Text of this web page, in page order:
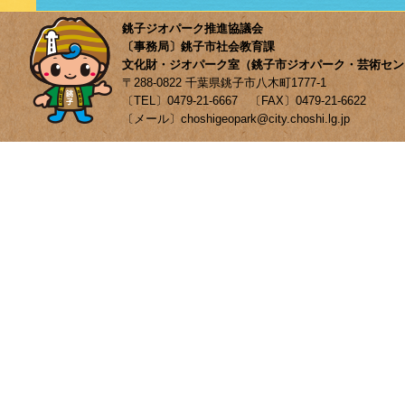
銚子ジオパーク推進協議会
〔事務局〕銚子市社会教育課
文化財・ジオパーク室（銚子市ジオパーク・芸術セ
〒288-0822 千葉県銚子市八木町1777-1
〔TEL〕0479-21-6667 〔FAX〕0479-21-6622
〔メール〕choshigeopark@city.choshi.lg.jp